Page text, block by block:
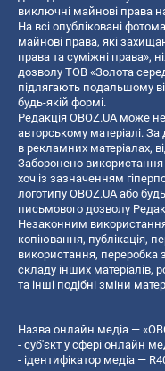
виключні майнові права
На всі опубліковані
майнові права, які
права та суміжні права»,
дозволу ТОВ «Золота
підлягають подальшому
будь-якій формі.
Редакція OBOZ.UA може
авторському матеріалі. За
в рекламних матеріалах,
Заборонено використання
хоч із зазначенням
логотипу OBOZ.UA або
письмового дозволу
Незаконним
копiювання, публiкацiя,
використання,
складу інших матеріалів,
та інші подібні зміни
Назва онлайн медіа —
- суб'єкт у сфері онлайн
- ідентифікатор медіа —